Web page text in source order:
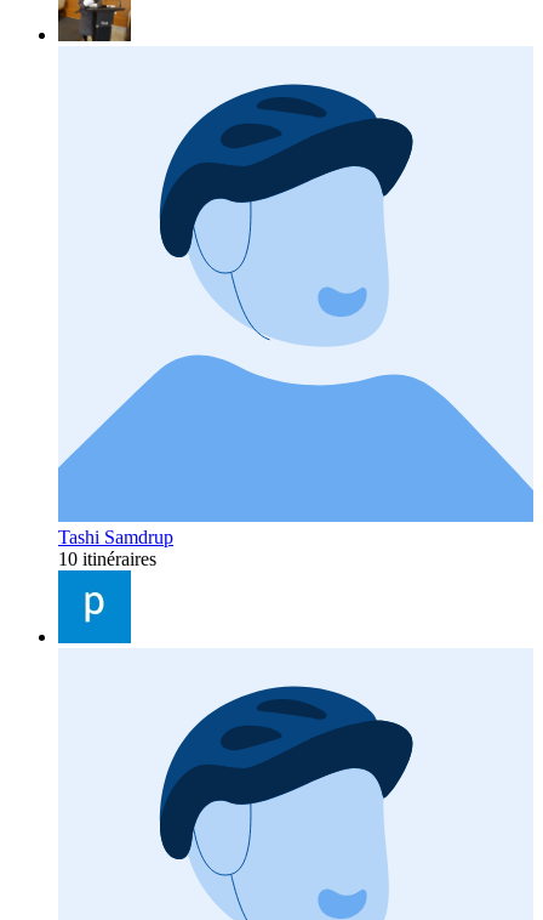
Tashi Samdrup
10 itinéraires